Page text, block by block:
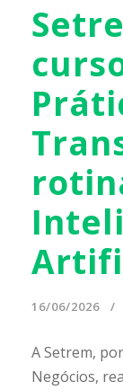
16/06/2026
A Setrem,
Negócios,